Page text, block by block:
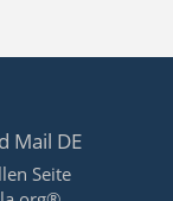
Mail DE
Seite